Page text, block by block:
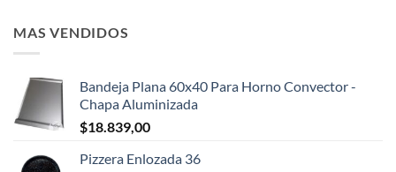
MAS VENDIDOS
Bandeja Plana 60x40 Para Horno Convector -
Chapa Aluminizada
$18.839,00
Pizzera Enlozada 36